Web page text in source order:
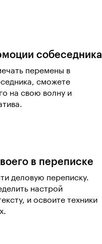
собеседника
перемены в
сможете
на свою волну и
в переписке
деловую переписку.
настрой
и освоите техники